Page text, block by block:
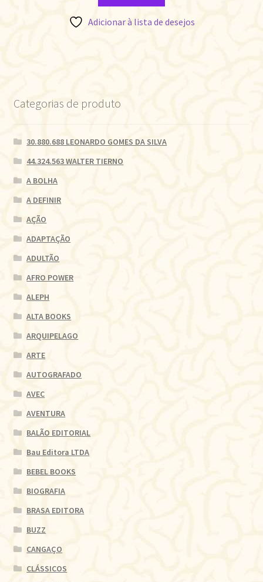
Adicionar à lista de desejos
Categorias de produto
30.880.688 LEONARDO GOMES DA SILVA
44.324.563 WALTER TIERNO
A BOLHA
A DEFINIR
AÇÃO
ADAPTAÇÃO
ADULTÃO
AFRO POWER
ALEPH
ALTA BOOKS
ARQUIPELAGO
ARTE
AUTOGRAFADO
AVEC
AVENTURA
BALÃO EDITORIAL
Bau Editora LTDA
BEBEL BOOKS
BIOGRAFIA
BRASA EDITORA
BUZZ
CANGAÇO
CLÁSSICOS